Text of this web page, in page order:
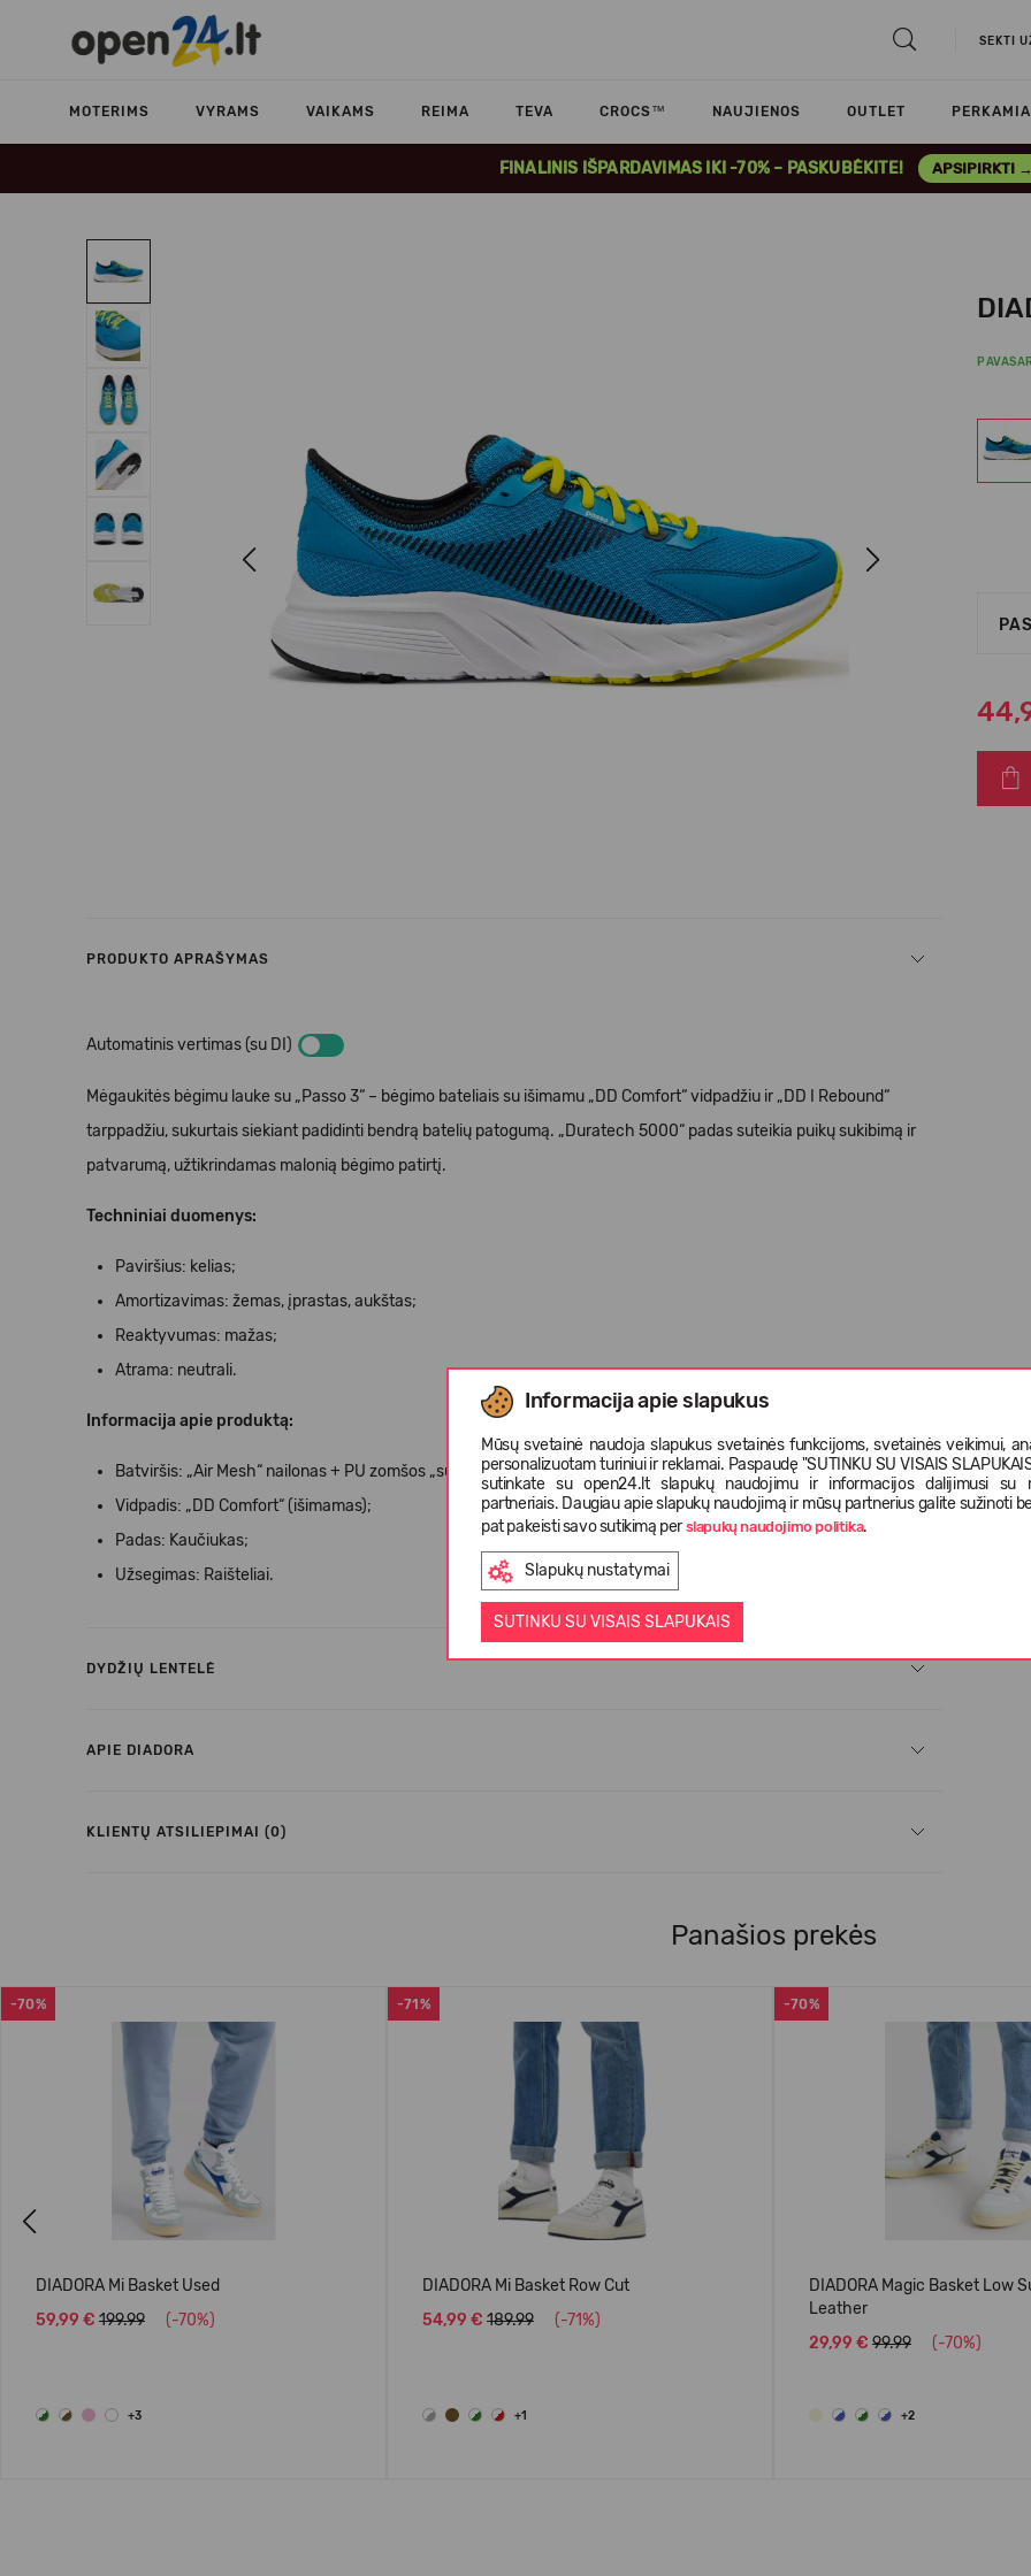
SEKTI
MOTERIMS VYRAMS VAIKAMS REIMA TEVA CROCS™ NAUJIENOS OUTLET
FINALINIS IŠPARDAVIMAS IKI -70% – PASKUBĖKITE! APSIPIRKTI →
Informacija apie slapukus
Mūsų svetainė naudoja slapukus svetainės funkcijoms, svetainės veikimui,
personalizuotam turiniui ir reklamai. Paspaudę "SUTINKU SU VISAIS
sutinkate su open24.lt slapukų naudojimu ir informacijos dalijimusi su
partneriais. Daugiau apie slapukų naudojimą ir mūsų partnerius galite sužinoti
pat pakeisti savo sutikimą per slapukų naudojimo politika.
Slapukų nustatymai
SUTINKU SU VISAIS SLAPUKAIS
Previous Next
PRODUKTO APRAŠYMAS
Automatinis vertimas (su DI)
Mėgaukitės bėgimu lauke su „Passo 3“ – bėgimo bateliais su išimamu „DD Comfort“ vidpadžiu ir „DD I Rebound“
tarppadžiu, sukurtais siekiant padidinti bendrą batelių patogumą. „Duratech 5000“ padas suteikia puikų sukibimą ir
patvarumą, užtikrindamas malonią bėgimo patirtį.
Techniniai duomenys:
Paviršius: kelias;
Amortizavimas: žemas, įprastas, aukštas;
Reaktyvumas: mažas;
Atrama: neutrali.
Informacija apie produktą:
Batviršis: „Air Mesh“ nailonas + PU zomšos „suprellsoft“;
Vidpadis: „DD Comfort“ (išimamas);
Padas: Kaučiukas;
Užsegimas: Raišteliai.
DYDŽIŲ LENTELĖ
APIE DIADORA
KLIENTŲ ATSILIEPIMAI (0)
Panašios prekės
-70%
DIADORA Mi Basket Used
59,99 € 199.99 (-70%)
+3
-71%
DIADORA Mi Basket Row Cut
54,99 € 189.99 (-71%)
+1
-70%
DIADORA Magic Basket Low
Leather
29,99 € 99.99 (-70%)
+2